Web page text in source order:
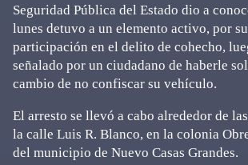
Seguridad Pública del Estado dio a
lunes detuvo a un elemento activo, por
participación en el delito de cohecho,
señalado por un ciudadano de haberle
cambio de no confiscar su vehículo.
El arresto se llevó a cabo alrededor de
la calle Luis R. Blanco, en la colonia
del municipio de Nuevo Casas Grandes.